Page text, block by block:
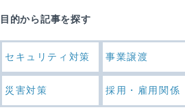
目的から記事を探す
セキュリティ対策 事業譲渡
災害対策 採用・雇用関係